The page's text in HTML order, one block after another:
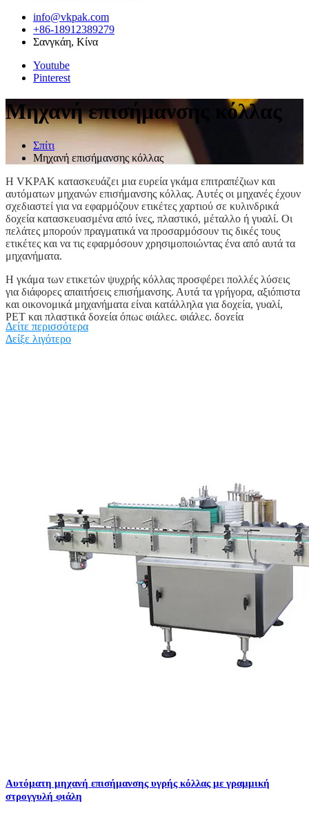
info@vkpak.com
+86-18912389279
Σανγκάη, Κίνα
Youtube
Pinterest
Μηχανή επισήμανσης κόλλας
Σπίτι
Μηχανή επισήμανσης κόλλας
Η VKPAK κατασκευάζει μια ευρεία γκάμα επιτραπέζιων και
αυτόματων μηχανών επισήμανσης κόλλας. Αυτές οι μηχανές έχουν
σχεδιαστεί για να εφαρμόζουν ετικέτες χαρτιού σε κυλινδρικά
δοχεία κατασκευασμένα από ίνες, πλαστικό, μέταλλο ή γυαλί. Οι
πελάτες μπορούν πραγματικά να προσαρμόσουν τις δικές τους
ετικέτες και να τις εφαρμόσουν χρησιμοποιώντας ένα από αυτά τα
μηχανήματα.
Η γκάμα των ετικετών ψυχρής κόλλας προσφέρει πολλές λύσεις
για διάφορες απαιτήσεις επισήμανσης. Αυτά τα γρήγορα, αξιόπιστα
και οικονομικά μηχανήματα είναι κατάλληλα για δοχεία, γυαλί,
ΡΕΤ και πλαστικά δοχεία όπως φιάλες, φιάλες, δοχεία
κυλινδρικών, τετράγωνων, ορθογώνιων και ακανόνιστων μορφών
φιαλών. Επίσης, η διαδικασία κρύας κόλλας είναι η καλύτερη
τυλίγεται γύρω από το δοχείο μέσω ιμάντων ταινίας. Στη συνέχεια,
η επισημασμένη φιάλη κινείται περαιτέρω μέσω ενός ελαστικού
ιμάντα συμπίεσης & σταθερού ελαστικού ταμπόν που διασφαλίζει
την καλή και τέλεια εφαρμογή της ετικέτας.
Δείτε περισσότερα
Δείξε λιγότερο
Αυτόματη μηχανή επισήμανσης υγρής κόλλας με γραμμική
στρογγυλή φιάλη